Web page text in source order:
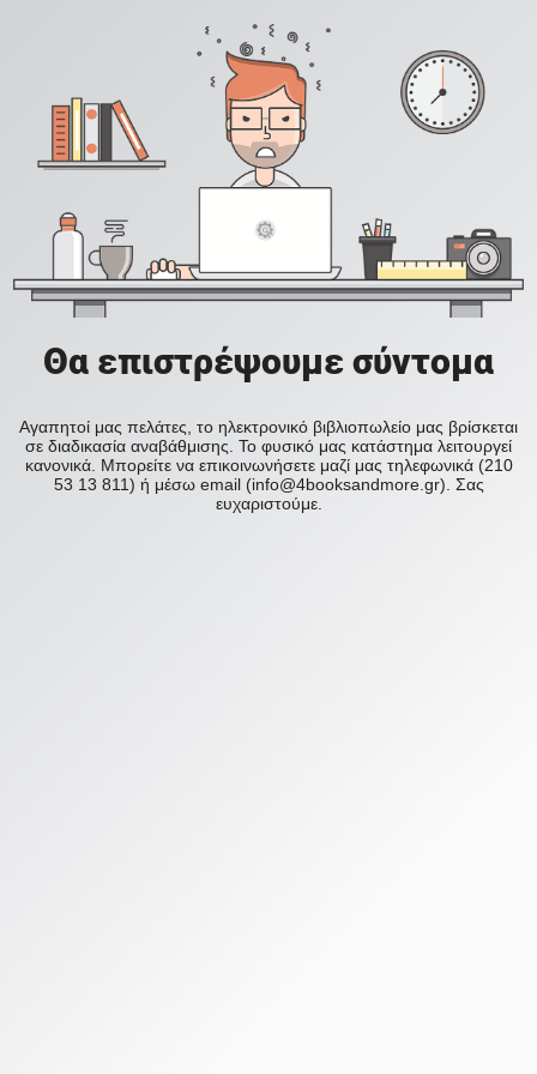
Θα επιστρέψουμε σύντομα
Αγαπητοί μας πελάτες, το ηλεκτρονικό βιβλιοπωλείο μας βρίσκεται
σε διαδικασία αναβάθμισης. Το φυσικό μας κατάστημα λειτουργεί
κανονικά. Μπορείτε να επικοινωνήσετε μαζί μας τηλεφωνικά (210
53 13 811) ή μέσω email (info@4booksandmore.gr). Σας
ευχαριστούμε.